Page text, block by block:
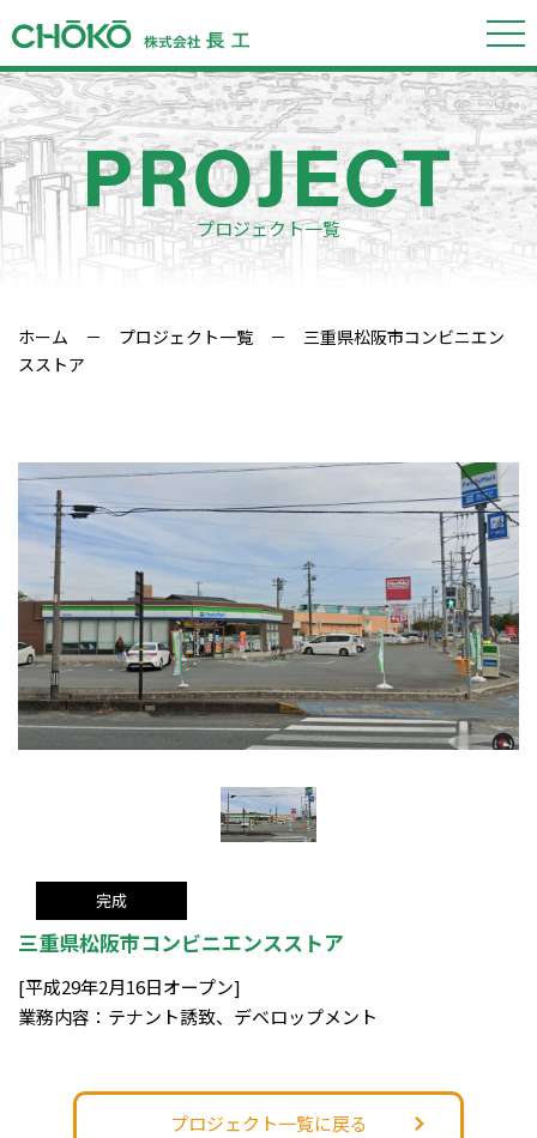
プロジェクト一覧
ホーム － プロジェクト一覧 － 三重県松阪市コンビニエン
スストア
完成
三重県松阪市コンビニエンスストア
[平成29年2月16日オープン]
業務内容：テナント誘致、デベロップメント
プロジェクト一覧に戻る